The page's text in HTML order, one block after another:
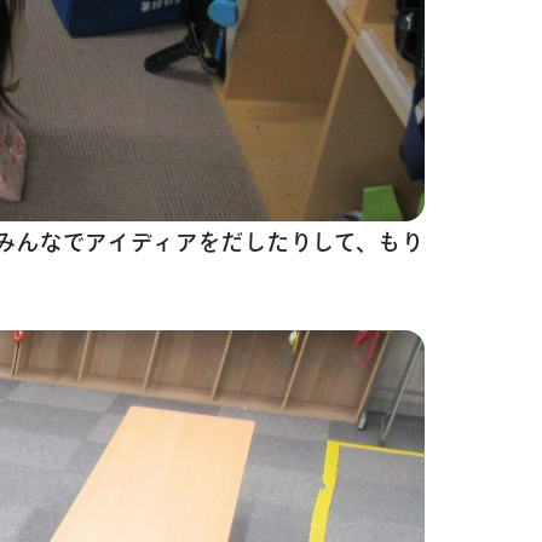
なでアイディアをだしたりして、もり